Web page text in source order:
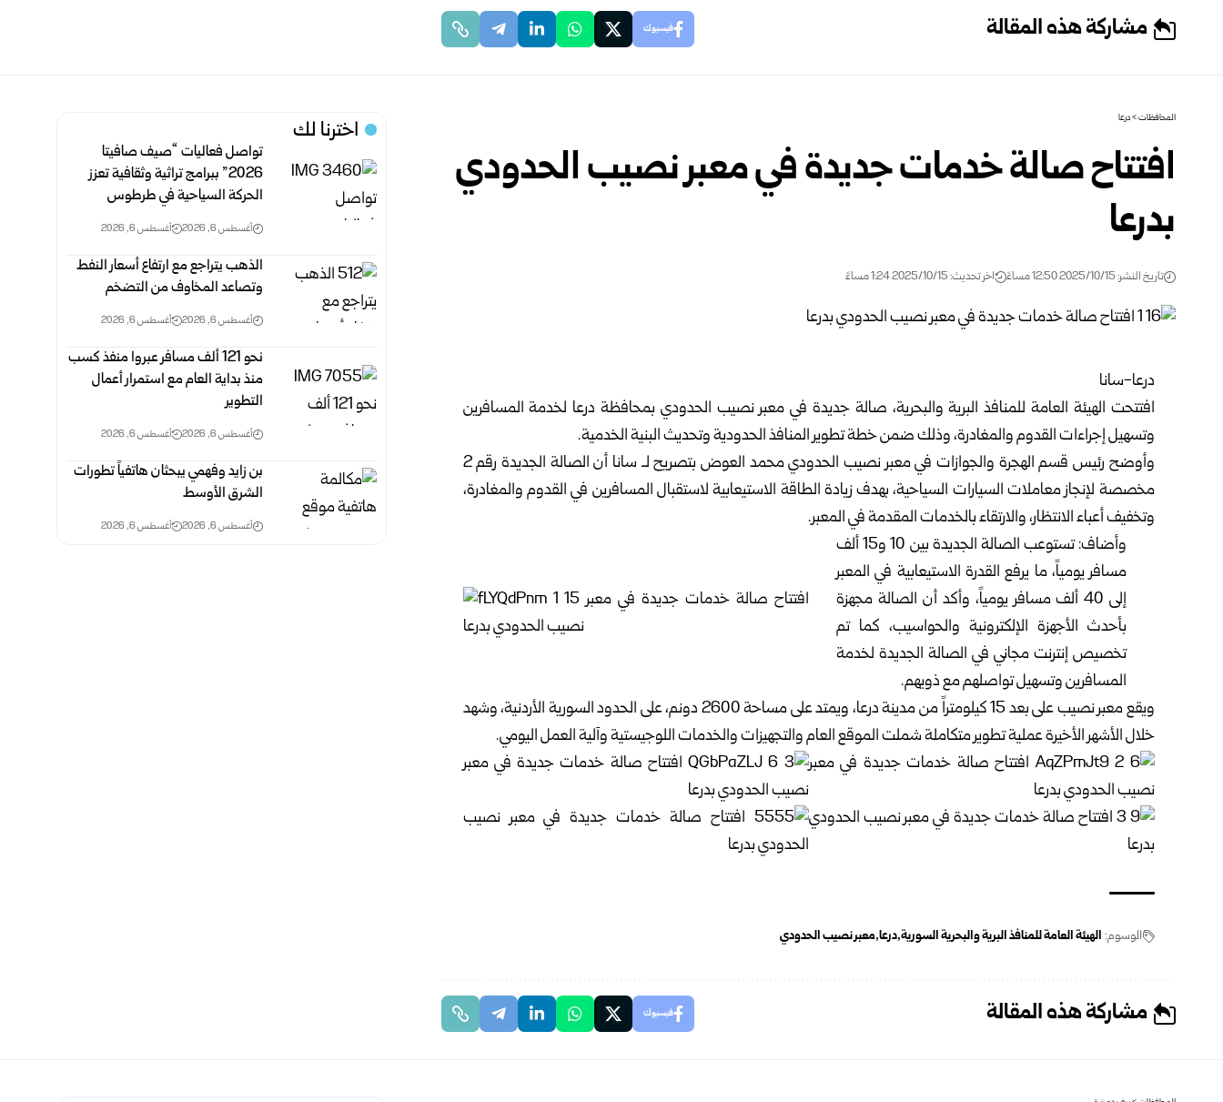
مشاركة هذه المقالة فيسبوك
المحافظات>درعا
افتتاح صالة خدمات جديدة في معبر نصيب الحدودي
بدرعا
تاريخ النشر: 2025/10/15 12:50 مساءً اخر تحديث: 2025/10/15 1:24 مساءً
درعا-سانا
افتتحت الهيئة العامة للمنافذ البرية والبحرية، صالة جديدة في معبر نصيب الحدودي بمحافظة درعا لخدمة المسافرين
وتسهيل إجراءات القدوم والمغادرة، وذلك ضمن خطة تطوير المنافذ الحدودية وتحديث البنية الخدمية.
وأوضح رئيس قسم الهجرة والجوازات في معبر نصيب الحدودي محمد العوض بتصريح لـ سانا أن الصالة الجديدة رقم 2
مخصصة لإنجاز معاملات السيارات السياحية، بهدف زيادة الطاقة الاستيعابية لاستقبال المسافرين في القدوم والمغادرة،
وتخفيف أعباء الانتظار، والارتقاء بالخدمات المقدمة في المعبر.
وأضاف: تستوعب الصالة الجديدة بين 10 و15 ألف
مسافر يومياً، ما يرفع القدرة الاستيعابية في المعبر
إلى 40 ألف مسافر يومياً، وأكد أن الصالة مجهزة
بأحدث الأجهزة الإلكترونية والحواسيب، كما تم
تخصيص إنترنت مجاني في الصالة الجديدة لخدمة
المسافرين وتسهيل تواصلهم مع ذويهم.
ويقع معبر نصيب على بعد 15 كيلومتراً من مدينة درعا، ويمتد على مساحة 2600 دونم، على الحدود السورية الأردنية، وشهد
خلال الأشهر الأخيرة عملية تطوير متكاملة شملت الموقع العام والتجهيزات والخدمات اللوجيستية وآلية العمل اليومي.
الوسوم: الهيئة العامة للمنافذ البرية والبحرية السورية درعا معبر نصيب الحدودي
مشاركة هذه المقالة فيسبوك
اخترنا لك
تواصل فعاليات “صيف صافيتا
2026” ببرامج تراثية وثقافية تعزز
الحركة السياحية في طرطوس
أغسطس 6, 2026 أغسطس 6, 2026
الذهب يتراجع مع ارتفاع أسعار النفط
وتصاعد المخاوف من التضخم
أغسطس 6, 2026 أغسطس 6, 2026
نحو 121 ألف مسافر عبروا منفذ كسب
منذ بداية العام مع استمرار أعمال
التطوير
أغسطس 6, 2026 أغسطس 6, 2026
بن زايد وفهمي يبحثان هاتفياً تطورات
الشرق الأوسط
أغسطس 6, 2026 أغسطس 6, 2026